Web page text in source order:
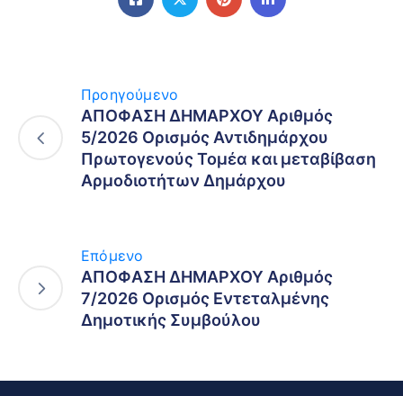
Προηγούμενο
ΑΠΟΦΑΣΗ ΔΗΜΑΡΧΟΥ Αριθμός
5/2026 Ορισμός Αντιδημάρχου
Πρωτογενούς Τομέα και μεταβίβαση
Αρμοδιοτήτων Δημάρχου
Επόμενο
ΑΠΟΦΑΣΗ ΔΗΜΑΡΧΟΥ Αριθμός
7/2026 Ορισμός Εντεταλμένης
Δημοτικής Συμβούλου